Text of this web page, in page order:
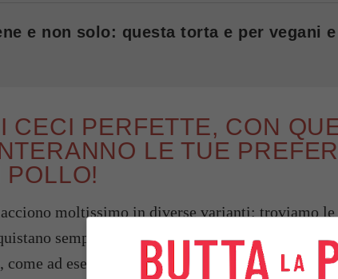
e non solo: questa torta e per vegani
CECI PERFETTE, CON
LE TUE
POLLO!
moltissimo in diverse varianti: troviamo le
sempre i più piccoli, ma abbiamo anche le
come ad esempio quelle di zucchine. Oggi però ti